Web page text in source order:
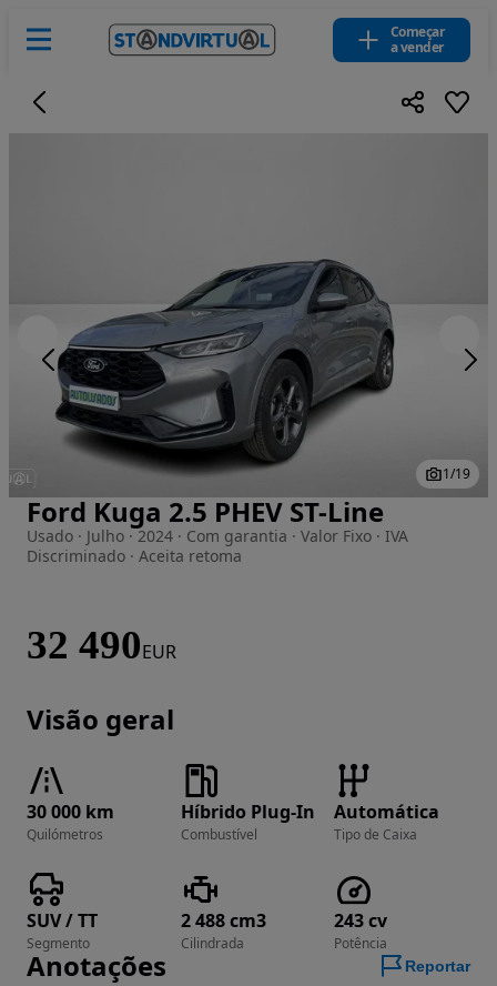
Começar
a vender
Imagem 1 de 19
1/19
Ford Kuga 2.5 PHEV ST-Line
Usado · Julho · 2024 · Com garantia · Valor Fixo · IVA
Discriminado · Aceita retoma
32 490EUR
Visão geral
30 000 km
Quilómetros
Híbrido Plug-In
Combustível
Automática
Tipo de Caixa
SUV / TT
Segmento
2 488 cm3
Cilindrada
243 cv
Potência
Anotações Reportar